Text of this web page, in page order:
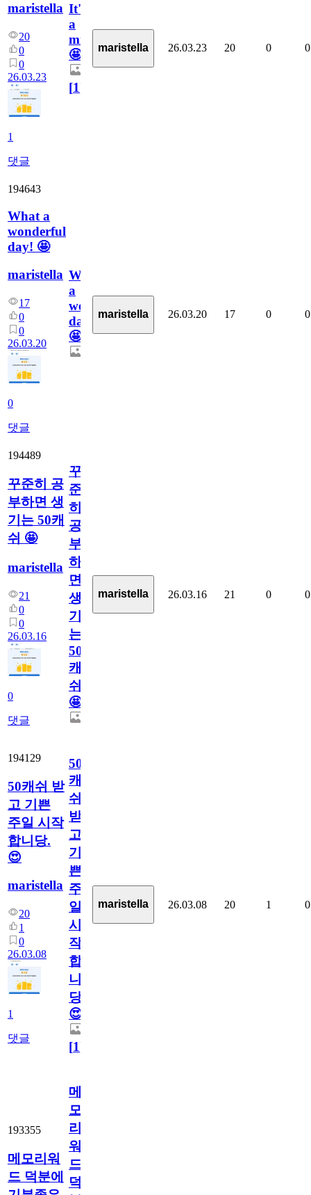
maristella
20
0
0
26.03.23
1
댓글
It's
a
miracle!
🤩
[1]
maristella 26.03.23 20 0 0
194643
What a
wonderful
day! 🤩
maristella
17
0
0
26.03.20
0
댓글
What
a
wonderful
day!
🤩
maristella 26.03.20 17 0 0
194489
꾸준히 공
부하면 생
기는 50캐
쉬 🤩
maristella
21
0
0
26.03.16
0
댓글
꾸
준
히
공
부
하
면
생
기
는
50
캐
쉬
🤩
maristella 26.03.16 21 0 0
194129
50캐쉬 받
고 기쁜
주일 시작
합니당.
😍
maristella
20
1
0
26.03.08
1
댓글
50
캐
쉬
받
고
기
쁜
주
일
시
작
합
니
당.
😍
[1]
maristella 26.03.08 20 1 0
193355
메모리워
드 덕분에
메
모
리
워
드
덕